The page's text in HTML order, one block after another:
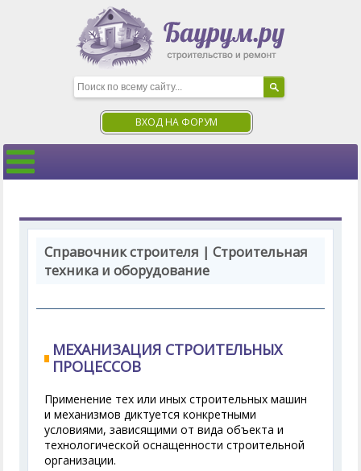
ВХОД НА ФОРУМ
Справочник строителя | Строительная
техника и оборудование
МЕХАНИЗАЦИЯ СТРОИТЕЛЬНЫХ
ПРОЦЕССОВ
Применение тех или иных строительных машин
и механизмов диктуется конкретными
условиями, зависящими от вида объекта и
технологической оснащенности строительной
организации.